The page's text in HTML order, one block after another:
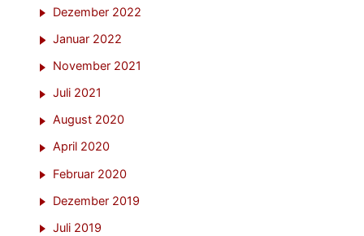
Dezember 2022
Januar 2022
November 2021
Juli 2021
August 2020
April 2020
Februar 2020
Dezember 2019
Juli 2019